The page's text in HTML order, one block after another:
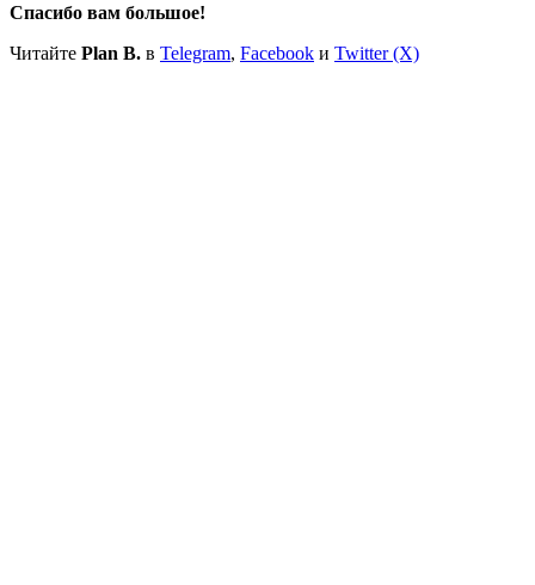
Спасибо вам большое!
Читайте Plan B. в Telegram, Facebook и Twitter (X)